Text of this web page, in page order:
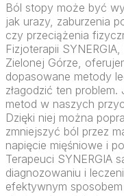
Ból stopy może być
jak urazy, zaburzenia
czy przeciążenia
Fizjoterapii
Zielonej Górze,
dopasowane metody
złagodzić ten
metod w naszych
Dzięki niej można
zmniejszyć ból przez
napięcie mięśniowe i
Terapeuci SYNERGIA
diagnozowaniu i
efektywnym